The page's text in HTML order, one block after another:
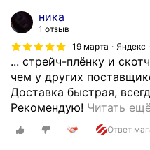
с
т
в
е
н
н
ника
1 отзыв
19 марта
Яндекс
... стрейч-плёнку и
чем у других
Доставка быстрая,
Рекомендую! Читать
Ответ